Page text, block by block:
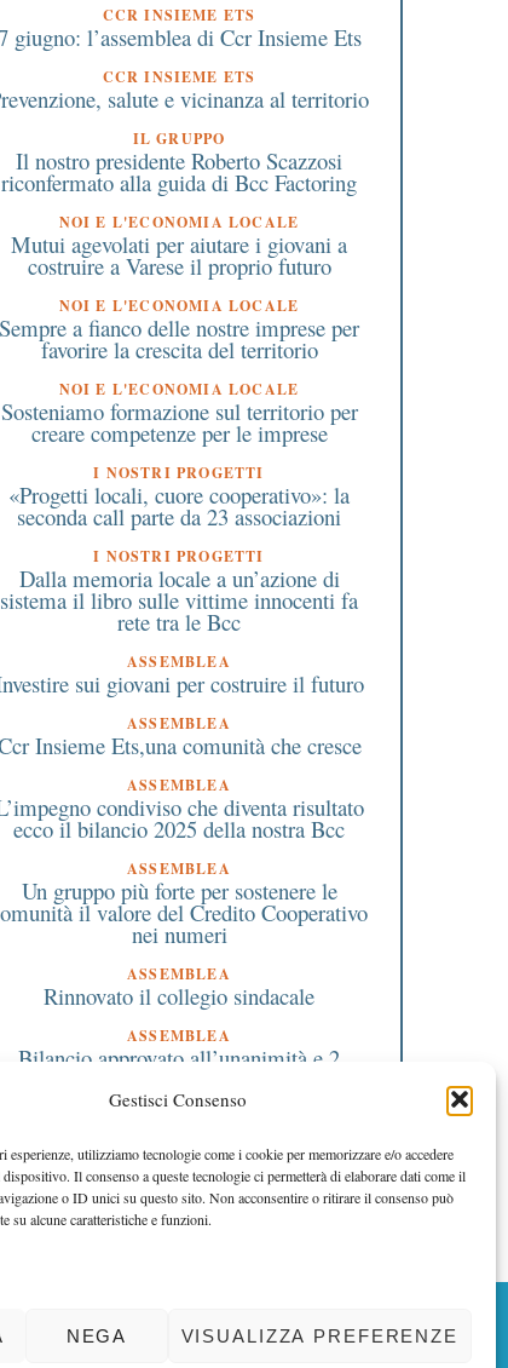
Gestisci Consenso
utilizziamo tecnologie come i cookie per memorizzare e/o accedere
Il consenso a queste tecnologie ci permetterà di elaborare dati come il
o ID unici su questo sito. Non acconsentire o ritirare il consenso può
su alcune caratteristiche e funzioni.
NEGA VISUALIZZA PREFERENZE
2022
Festival: per
le migliori idee
26 Agosto 2019
funghi: le 10 regole da
seguire
CCR INSIEME ETS
giugno: l’assemblea di Ccr Insieme Ets
CCR INSIEME ETS
salute e vicinanza al territorio
IL GRUPPO
Il nostro presidente Roberto Scazzosi
riconfermato alla guida di Bcc Factoring
NOI E L'ECONOMIA LOCALE
Mutui agevolati per aiutare i giovani a
costruire a Varese il proprio futuro
NOI E L'ECONOMIA LOCALE
Sempre a fianco delle nostre imprese per
favorire la crescita del territorio
NOI E L'ECONOMIA LOCALE
Sosteniamo formazione sul territorio per
creare competenze per le imprese
I NOSTRI PROGETTI
«Progetti locali, cuore cooperativo»: la
seconda call parte da 23 associazioni
I NOSTRI PROGETTI
Dalla memoria locale a un’azione di
sistema il libro sulle vittime innocenti fa
rete tra le Bcc
ASSEMBLEA
sui giovani per costruire il futuro
ASSEMBLEA
Insieme Ets,una comunità che cresce
ASSEMBLEA
condiviso che diventa risultato
ecco il bilancio 2025 della nostra Bcc
ASSEMBLEA
Un gruppo più forte per sostenere le
il valore del Credito Cooperativo
nei numeri
ASSEMBLEA
Rinnovato il collegio sindacale
ASSEMBLEA
Bilancio approvato all’unanimità e 2
EDITORIALE PRESIDENTE
Costruire futuro insieme
BACK TO TOP